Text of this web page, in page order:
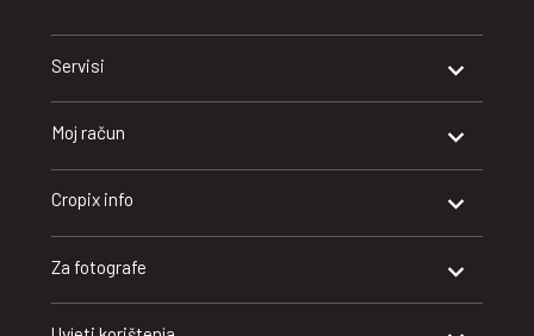
Zagreb, 29.05.2026
Josip Varvodic, novi predsjednik Hrvatskog olimpijskog
Servisi
Moj račun
Cropix info
Za fotografe